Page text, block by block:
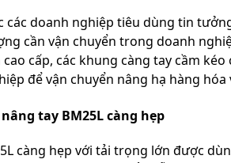
các doanh nghiệp tiêu dùng tin
cần vận chuyển trong doanh
cấp, các khung càng tay cầm
để vận chuyển nâng hạ hàng hóa
tay BM25L càng hẹp
càng hẹp với tải trọng lớn được